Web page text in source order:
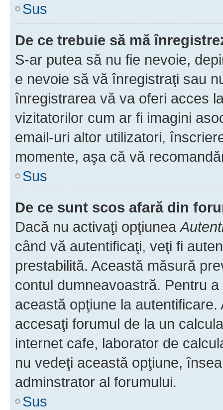
Sus
De ce trebuie să mă
S-ar putea să nu fie nevoie,
e nevoie să vă înregistraţi sau
înregistrarea vă va oferi acces
vizitatorilor cum ar fi imagini
email-uri altor utilizatori,
momente, aşa că vă
Sus
De ce sunt scos afară din
Dacă nu activaţi opţiunea
când vă autentificaţi, veţi fi
prestabilită. Această măsură
contul dumneavoastră. Pentru
această opţiune la
accesaţi forumul de la un
internet cafe, laborator de
nu vedeţi această opţiune,
adminstrator al forumului.
Sus